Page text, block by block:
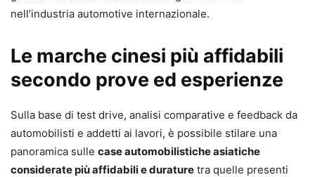
nell’industria automotive internazionale.
Le marche cinesi più affidabili
secondo prove ed esperienze
Sulla base di test drive, analisi comparative e feedback da
automobilisti e addetti ai lavori, è possibile stilare una
panoramica sulle case automobilistiche asiatiche
considerate più affidabili e durature tra quelle presenti